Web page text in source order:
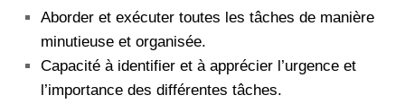
Aborder et exécuter toutes les tâches de manière
minutieuse et organisée.
Capacité à identifier et à apprécier l’urgence et
l’importance des différentes tâches.